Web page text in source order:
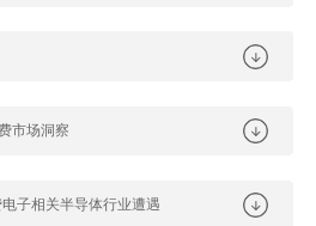
市场洞察
子相关半导体行业遭遇